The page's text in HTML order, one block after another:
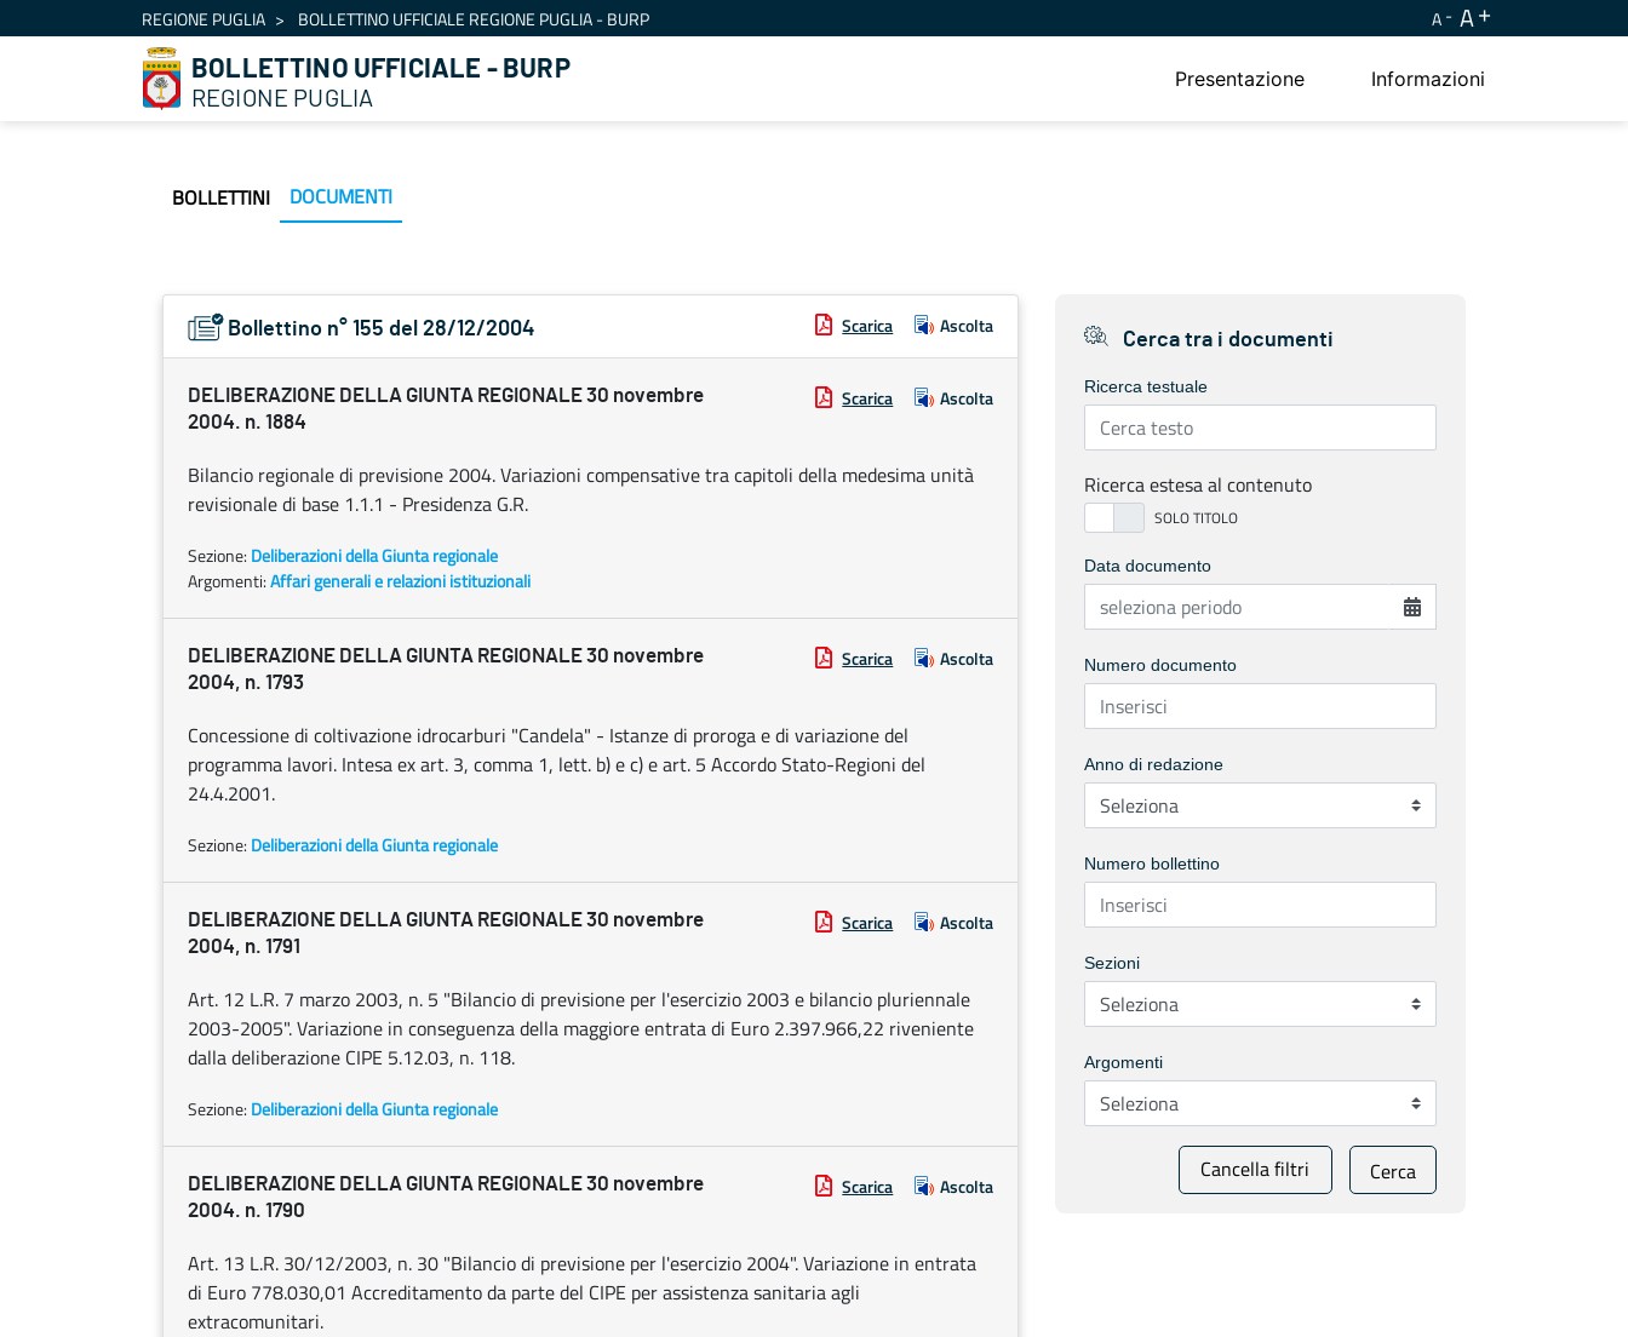
Salta al contenutoREGIONE PUGLIA BOLLETTINO UFFICIALE REGIONE PUGLIA - BURP A A
BOLLETTINO UFFICIALE - BURP
REGIONE PUGLIA
Presentazione Informazioni
BOLLETTINI DOCUMENTI
Bollettino n° 155 del 28/12/2004 Scarica Ascolta
DELIBERAZIONE DELLA GIUNTA REGIONALE 30 novembre
2004. n. 1884
Scarica Ascolta
Bilancio regionale di previsione 2004. Variazioni compensative tra capitoli della medesima unità
revisionale di base 1.1.1 - Presidenza G.R.
Sezione: Deliberazioni della Giunta regionale
Argomenti:Affari generali e relazioni istituzionali
DELIBERAZIONE DELLA GIUNTA REGIONALE 30 novembre
2004, n. 1793
Scarica Ascolta
Concessione di coltivazione idrocarburi "Candela" - Istanze di proroga e di variazione del
programma lavori. Intesa ex art. 3, comma 1, lett. b) e c) e art. 5 Accordo Stato-Regioni del
24.4.2001.
Sezione: Deliberazioni della Giunta regionale
DELIBERAZIONE DELLA GIUNTA REGIONALE 30 novembre
2004, n. 1791
Scarica Ascolta
Art. 12 L.R. 7 marzo 2003, n. 5 "Bilancio di previsione per l'esercizio 2003 e bilancio pluriennale
2003-2005". Variazione in conseguenza della maggiore entrata di Euro 2.397.966,22 riveniente
dalla deliberazione CIPE 5.12.03, n. 118.
Sezione: Deliberazioni della Giunta regionale
DELIBERAZIONE DELLA GIUNTA REGIONALE 30 novembre
2004. n. 1790
Scarica Ascolta
Art. 13 L.R. 30/12/2003, n. 30 "Bilancio di previsione per l'esercizio 2004". Variazione in entrata
di Euro 778.030,01 Accreditamento da parte del CIPE per assistenza sanitaria agli
extracomunitari.
Cerca tra i documenti
Ricerca testuale
Ricerca estesa al contenuto
Data documento
Numero documento
Anno di redazione
Numero bollettino
Sezioni
Argomenti
Cancella filtri Cerca